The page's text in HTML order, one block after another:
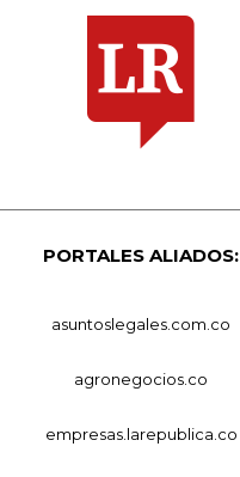
PORTALES ALIADOS:
asuntoslegales.com.co
agronegocios.co
empresas.larepublica.co